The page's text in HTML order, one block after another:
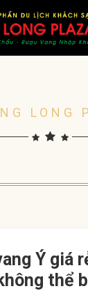
LONG
Ý giá
thể